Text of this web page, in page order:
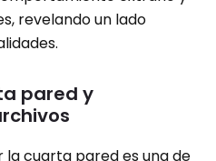
revelando un lado
pared y
cuarta pared es una de